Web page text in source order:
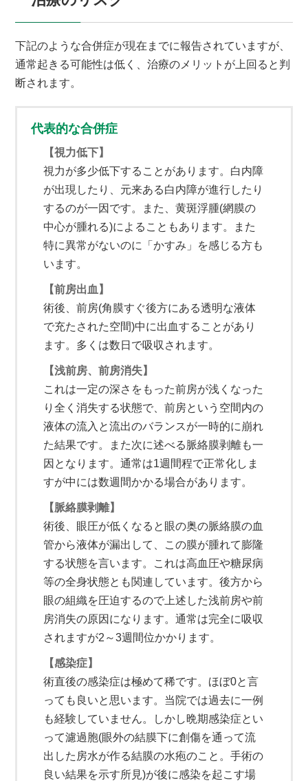
下記のような合併症が現在までに報告されていますが、
通常起きる可能性は低く、治療のメリットが上回ると判
断されます。
代表的な合併症
【視力低下】
視力が多少低下することがあります。白内障
が出現したり、元来ある白内障が進行したり
するのが一因です。また、黄斑浮腫(網膜の
中心が腫れる)によることもあります。また
特に異常がないのに「かすみ」を感じる方も
います。
【前房出血】
術後、前房(角膜すぐ後方にある透明な液体
で充たされた空間)中に出血することがあり
ます。多くは数日で吸収されます。
【浅前房、前房消失】
これは一定の深さをもった前房が浅くなった
り全く消失する状態で、前房という空間内の
液体の流入と流出のバランスが一時的に崩れ
た結果です。また次に述べる脈絡膜剥離も一
因となります。通常は1週間程で正常化しま
すが中には数週間かかる場合があります。
【脈絡膜剥離】
術後、眼圧が低くなると眼の奥の脈絡膜の血
管から液体が漏出して、この膜が腫れて膨隆
する状態を言います。これは高血圧や糖尿病
等の全身状態とも関連しています。後方から
眼の組織を圧迫するので上述した浅前房や前
房消失の原因になります。通常は完全に吸収
されますが2～3週間位かかります。
【感染症】
術直後の感染症は極めて稀です。ほぼ0と言
っても良いと思います。当院では過去に一例
も経験していません。しかし晩期感染症とい
って濾過胞(眼外の結膜下に創傷を通って流
出した房水が作る結膜の水疱のこと。手術の
良い結果を示す所見)が後に感染を起こす場